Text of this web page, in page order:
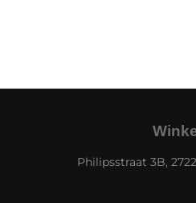
Philipsstraat 3B,